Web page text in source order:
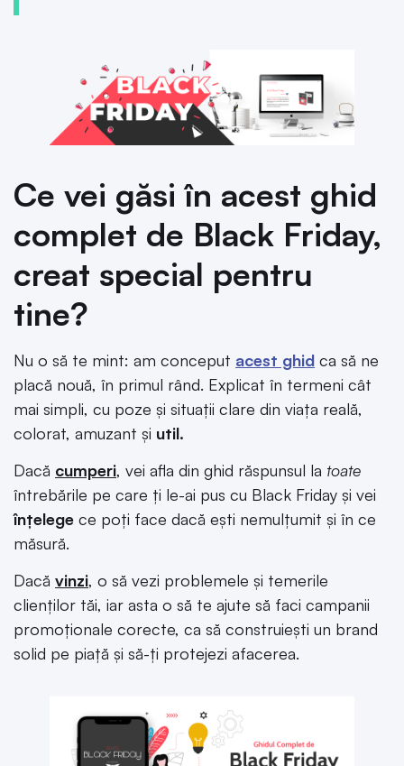
Ce vei găsi în acest ghid
complet de Black Friday,
creat special pentru
tine?
Nu o să te mint: am conceput acest ghid ca să ne
placă nouă, în primul rând. Explicat în termeni cât
mai simpli, cu poze și situații clare din viața reală,
colorat, amuzant și util.
Dacă cumperi, vei afla din ghid răspunsul la toate
întrebările pe care ți le-ai pus cu Black Friday și vei
înțelege ce poți face dacă ești nemulțumit și în ce
măsură.
Dacă vinzi, o să vezi problemele și temerile
clienților tăi, iar asta o să te ajute să faci campanii
promoționale corecte, ca să construiești un brand
solid pe piață și să-ți protejezi afacerea.